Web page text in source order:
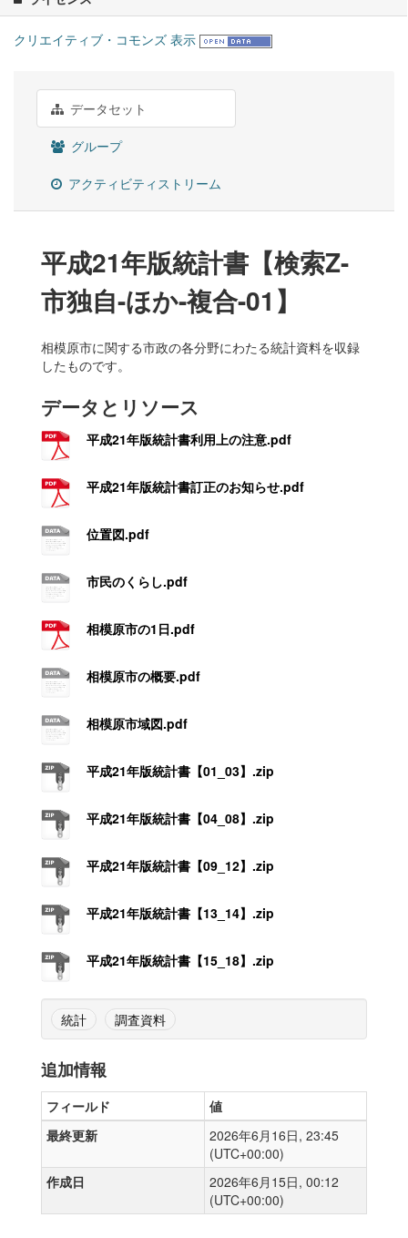
クリエイティブ・コモンズ 表示
データセット
グループ
アクティビティストリーム
平成21年版統計書【検索Z-
市独自-ほか-複合-01】
相模原市に関する市政の各分野にわたる統計資料を収録
したものです。
データとリソース
平成21年版統計書利用上の注意.pdf
平成21年版統計書訂正のお知らせ.pdf
位置図.pdf
市民のくらし.pdf
相模原市の1日.pdf
相模原市の概要.pdf
相模原市域図.pdf
平成21年版統計書【01_03】.zip
平成21年版統計書【04_08】.zip
平成21年版統計書【09_12】.zip
平成21年版統計書【13_14】.zip
平成21年版統計書【15_18】.zip
統計 調査資料
追加情報
フィールド
値
最終更新
2026年6月16日, 23:45
(UTC+00:00)
作成日
2026年6月15日, 00:12
(UTC+00:00)